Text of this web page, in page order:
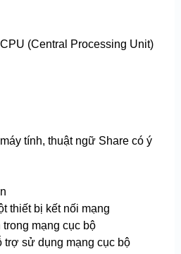
(Central Processing Unit)
tính, thuật ngữ Share có ý
thiết bị kết nối mạng
mạng cục bộ
trợ sử dụng mạng cục bộ